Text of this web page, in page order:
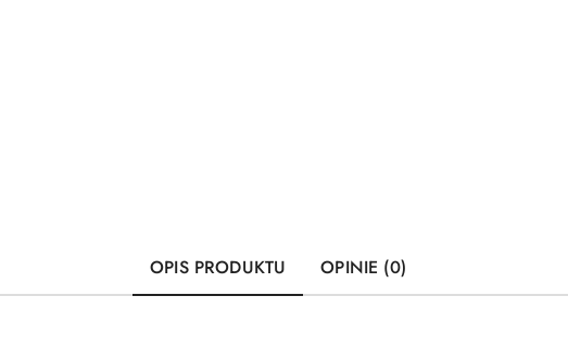
OPIS PRODUKTU OPINIE (0)